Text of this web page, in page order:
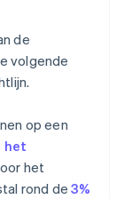
de
volgende
op een
het
het
rond de3%